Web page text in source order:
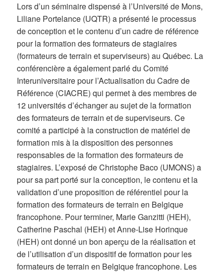
Lors d’un séminaire dispensé à l’Université de Mons,
Liliane Portelance (UQTR) a présenté le processus
de conception et le contenu d’un cadre de référence
pour la formation des formateurs de stagiaires
(formateurs de terrain et superviseurs) au Québec. La
conférencière a également parlé du Comité
Interuniversitaire pour l’Actualisation du Cadre de
Référence (CIACRE) qui permet à des membres de
12 universités d’échanger au sujet de la formation
des formateurs de terrain et de superviseurs. Ce
comité a participé à la construction de matériel de
formation mis à la disposition des personnes
responsables de la formation des formateurs de
stagiaires. L’exposé de Christophe Baco (UMONS) a
pour sa part porté sur la conception, le contenu et la
validation d’une proposition de référentiel pour la
formation des formateurs de terrain en Belgique
francophone. Pour terminer, Marie Ganzitti (HEH),
Catherine Paschal (HEH) et Anne-Lise Horinque
(HEH) ont donné un bon aperçu de la réalisation et
de l’utilisation d’un dispositif de formation pour les
formateurs de terrain en Belgique francophone. Les